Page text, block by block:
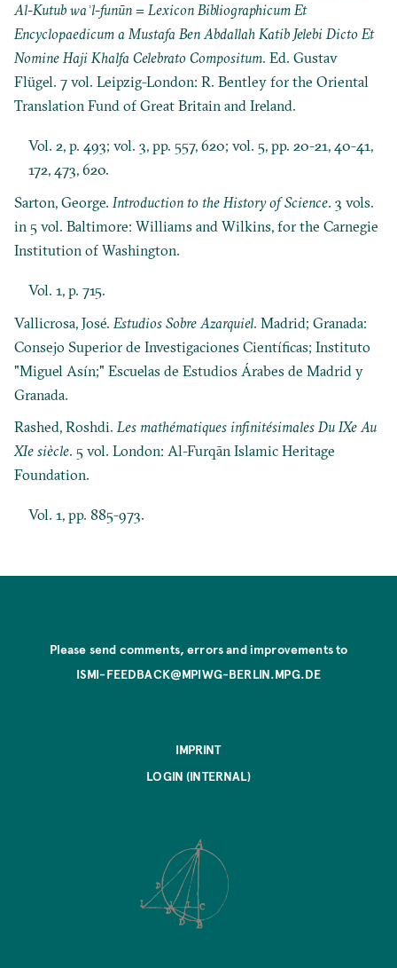
Al-Kutub waʾl-funūn = Lexicon Bibliographicum Et
Encyclopaedicum a Mustafa Ben Abdallah Katib Jelebi Dicto Et
Nomine Haji Khalfa Celebrato Compositum. Ed. Gustav
Flügel. 7 vol. Leipzig-London: R. Bentley for the Oriental
Translation Fund of Great Britain and Ireland.
Vol. 2, p. 493; vol. 3, pp. 557, 620; vol. 5, pp. 20-21, 40-41,
172, 473, 620.
Sarton, George. Introduction to the History of Science. 3 vols.
in 5 vol. Baltimore: Williams and Wilkins, for the Carnegie
Institution of Washington.
Vol. 1, p. 715.
Vallicrosa, José. Estudios Sobre Azarquiel. Madrid; Granada:
Consejo Superior de Investigaciones Científicas; Instituto
"Miguel Asín;" Escuelas de Estudios Árabes de Madrid y
Granada.
Rashed, Roshdi.Les mathématiques infinitésimales Du IXe Au
XIe siècle. 5 vol. London: Al-Furqān Islamic Heritage
Foundation.
Vol. 1, pp. 885-973.
Please send comments, errors and improvements to
ISMI-FEEDBACK@MPIWG-BERLIN.MPG.DE
IMPRINT
LOGIN (INTERNAL)